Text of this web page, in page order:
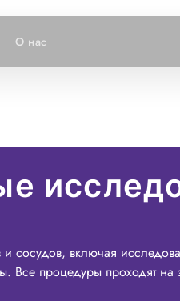
О нас
и сосудов, включая
Все процедуры проходят на